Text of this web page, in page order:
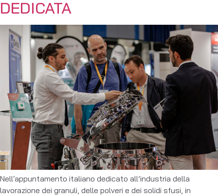
DEDICATA
Nell‘appuntamento italiano dedicato all’industria della
lavorazione dei granuli, delle polveri e dei solidi sfusi, in